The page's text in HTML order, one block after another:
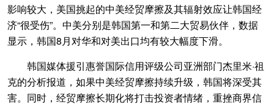
影响较大，美国挑起的中美经贸摩擦及其辐射效应让韩国经
济“很受伤”。中美分别是韩国第一和第二大贸易伙伴，数据
显示，韩国8月对华和对美出口均有较大幅度下滑。
韩国媒体援引惠誉国际信用评级公司亚洲部门杰里米·祖
克的分析报道，如果中美经贸摩擦持续升级，韩国将深受其
害。同时，经贸摩擦长期化将打击投资者情绪，重挫商界信